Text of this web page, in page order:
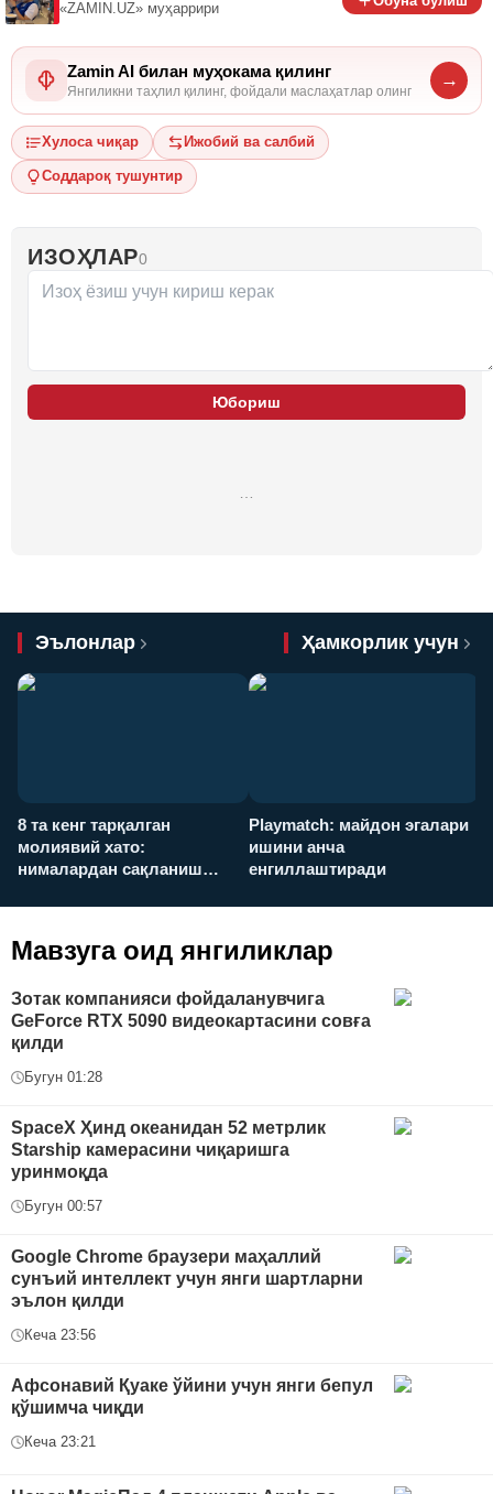
«ZAMIN.UZ» муҳаррири
Zamin AI билан муҳокама қилинг
Янгиликни таҳлил қилинг, фойдали маслаҳатлар олинг
→
Хулоса чиқар Ижобий ва салбий
Соддароқ тушунтир
ИЗОҲЛАР0
Юбориш
Эълонлар Ҳамкорлик учун
8 та кенг тарқалган
молиявий хато:
нималардан сақланиш
Playmatch: майдон эгалари
ишини анча
енгиллаштиради
Мавзуга оид янгиликлар
Зотак компанияси фойдаланувчига
GeForce RTX 5090 видеокартасини совға
қилди
Бугун 01:28
SpaceX Ҳинд океанидан 52 метрлик
Starship камерасини чиқаришга
уринмоқда
Бугун 00:57
Google Chrome браузери маҳаллий
сунъий интеллект учун янги шартларни
эълон қилди
Кеча 23:56
Афсонавий Қуаке ўйини учун янги бепул
қўшимча чиқди
Кеча 23:21